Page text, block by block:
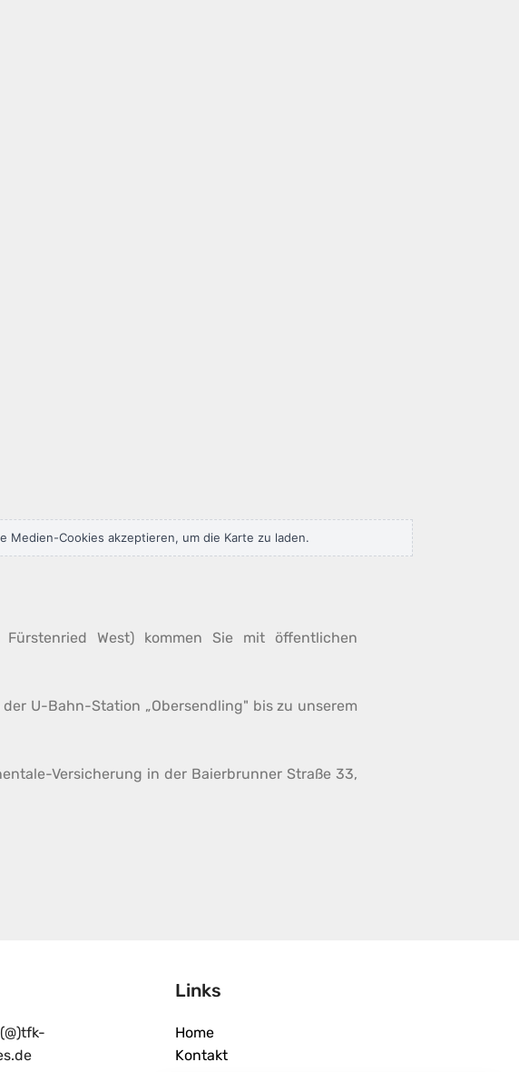
Medien-Cookies akzeptieren, um die Karte zu laden.
West) kommen Sie mit öffentlichen
U-Bahn-Station „Obersendling" bis zu unserem
Versicherung in der Baierbrunner Straße 33,
Links
Home
Kontakt